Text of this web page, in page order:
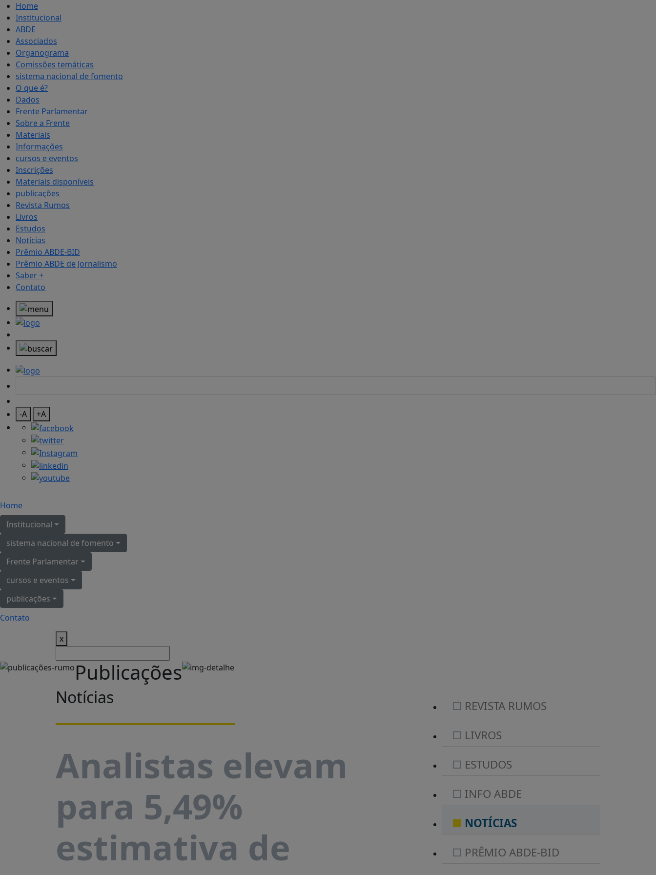
Home
Institucional
ABDE
Associados
Organograma
Comissões temáticas
sistema nacional de fomento
O que é?
Dados
Frente Parlamentar
Sobre a Frente
Materiais
Informações
cursos e eventos
Inscrições
Materiais disponíveis
publicações
Revista Rumos
Livros
Estudos
Notícias
Prêmio ABDE-BID
Prêmio ABDE de Jornalismo
Saber +
Contato
-A +A
Home
Institucional
sistema nacional de fomento
Frente Parlamentar
cursos e eventos
publicações
Contato
x
Publicações
Notícias
Analistas elevam
para 5,49%
estimativa de
REVISTA RUMOS
LIVROS
ESTUDOS
INFO ABDE
NOTÍCIAS
PRÊMIO ABDE-BID